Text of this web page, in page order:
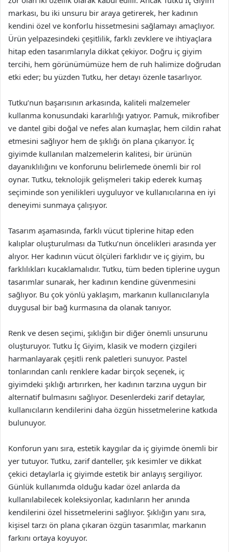
markası, bu iki unsuru bir araya getirerek, her kadının
kendini özel ve konforlu hissetmesini sağlamayı amaçlıyor.
Ürün yelpazesindeki çeşitlilik, farklı zevklere ve ihtiyaçlara
hitap eden tasarımlarıyla dikkat çekiyor. Doğru iç giyim
tercihi, hem görünümümüze hem de ruh halimize doğrudan
etki eder; bu yüzden Tutku, her detayı özenle tasarlıyor.
Tutku’nun başarısının arkasında, kaliteli malzemeler
kullanma konusundaki kararlılığı yatıyor. Pamuk, mikrofiber
ve dantel gibi doğal ve nefes alan kumaşlar, hem cildin rahat
etmesini sağlıyor hem de şıklığı ön plana çıkarıyor. İç
giyimde kullanılan malzemelerin kalitesi, bir ürünün
dayanıklılığını ve konforunu belirlemede önemli bir rol
oynar. Tutku, teknolojik gelişmeleri takip ederek kumaş
seçiminde son yenilikleri uyguluyor ve kullanıcılarına en iyi
deneyimi sunmaya çalışıyor.
Tasarım aşamasında, farklı vücut tiplerine hitap eden
kalıplar oluşturulması da Tutku’nun öncelikleri arasında yer
alıyor. Her kadının vücut ölçüleri farklıdır ve iç giyim, bu
farklılıkları kucaklamalıdır. Tutku, tüm beden tiplerine uygun
tasarımlar sunarak, her kadının kendine güvenmesini
sağlıyor. Bu çok yönlü yaklaşım, markanın kullanıcılarıyla
duygusal bir bağ kurmasına da olanak tanıyor.
Renk ve desen seçimi, şıklığın bir diğer önemli unsurunu
oluşturuyor. Tutku İç Giyim, klasik ve modern çizgileri
harmanlayarak çeşitli renk paletleri sunuyor. Pastel
tonlarından canlı renklere kadar birçok seçenek, iç
giyimdeki şıklığı artırırken, her kadının tarzına uygun bir
alternatif bulmasını sağlıyor. Desenlerdeki zarif detaylar,
kullanıcıların kendilerini daha özgün hissetmelerine katkıda
bulunuyor.
Konforun yanı sıra, estetik kaygılar da iç giyimde önemli bir
yer tutuyor. Tutku, zarif danteller, şık kesimler ve dikkat
çekici detaylarla iç giyimde estetik bir anlayış sergiliyor.
Günlük kullanımda olduğu kadar özel anlarda da
kullanılabilecek koleksiyonlar, kadınların her anında
kendilerini özel hissetmelerini sağlıyor. Şıklığın yanı sıra,
kişisel tarzı ön plana çıkaran özgün tasarımlar, markanın
farkını ortaya koyuyor.